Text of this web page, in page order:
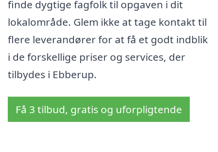
finde dygtige fagfolk til opgaven i dit
lokalområde. Glem ikke at tage kontakt til
flere leverandører for at få et godt indblik
i de forskellige priser og services, der
tilbydes i Ebberup.
Få 3 tilbud, gratis og uforpligtende